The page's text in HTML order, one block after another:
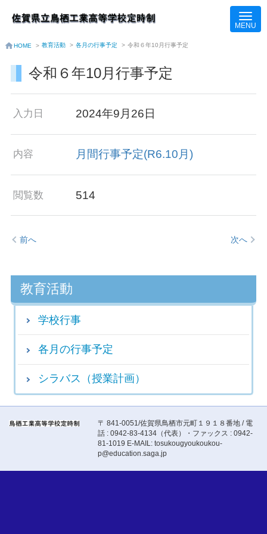
HOME > 教育活動 > 各月の行事予定 > 令和６年10月行事予定
令和６年10月行事予定
入力日 2024年9月26日
内容 月間行事予定(R6.10月)
閲覧数 514
前へ 次へ
教育活動
学校行事
各月の行事予定
シラバス（授業計画）
〒 841-0051/佐賀県鳥栖市元町１９１８番地 / 電
話 : 0942-83-4134（代表）・ファックス : 0942-
81-1019 E-MAIL: tosukougyoukoukou-
p@education.saga.jp